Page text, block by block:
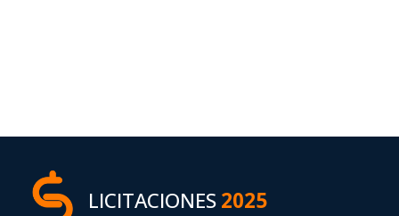
LICITACIONES2025